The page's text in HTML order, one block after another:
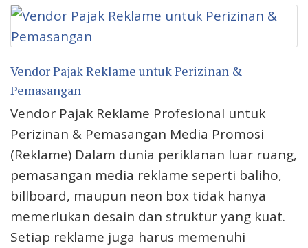
Vendor Pajak Reklame untuk Perizinan &
Pemasangan
Vendor Pajak Reklame Profesional untuk
Perizinan & Pemasangan Media Promosi
(Reklame) Dalam dunia periklanan luar ruang,
pemasangan media reklame seperti baliho,
billboard, maupun neon box tidak hanya
memerlukan desain dan struktur yang kuat.
Setiap reklame juga harus memenuhi